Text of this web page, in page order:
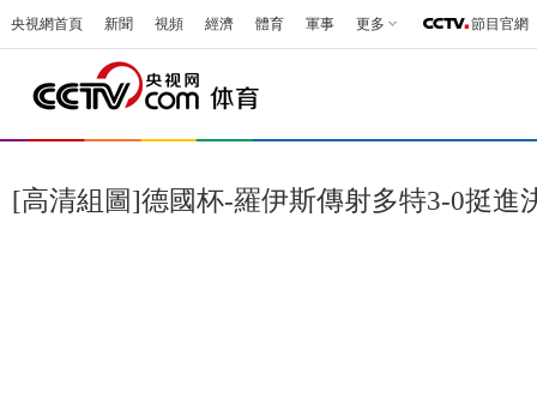
央視網首頁 新聞 視頻 經濟 體育 軍事 更多 節目官網
[高清組圖]德國杯-羅伊斯傳射多特3-0挺進